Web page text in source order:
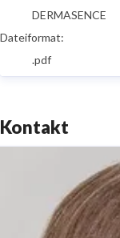
DERMASENCE
Dateiformat:
.pdf
Kontakt